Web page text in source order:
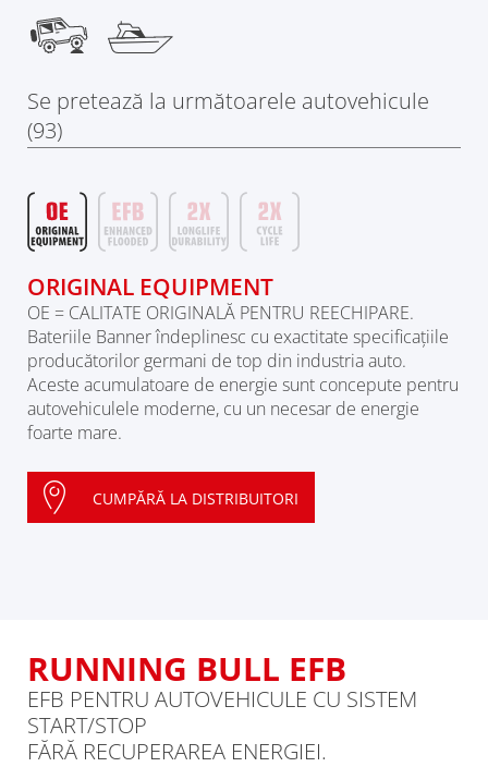
Se pretează la următoarele autovehicule
(93)
ORIGINAL EQUIPMENT
OE = CALITATE ORIGINALĂ PENTRU REECHIPARE.
Bateriile Banner îndeplinesc cu exactitate specificaţiile
producătorilor germani de top din industria auto.
Aceste acumulatoare de energie sunt concepute pentru
autovehiculele moderne, cu un necesar de energie
foarte mare.
CUMPĂRĂ LA DISTRIBUITORI
RUNNING BULL EFB
EFB PENTRU AUTOVEHICULE CU SISTEM
START/STOP
FĂRĂ RECUPERAREA ENERGIEI.